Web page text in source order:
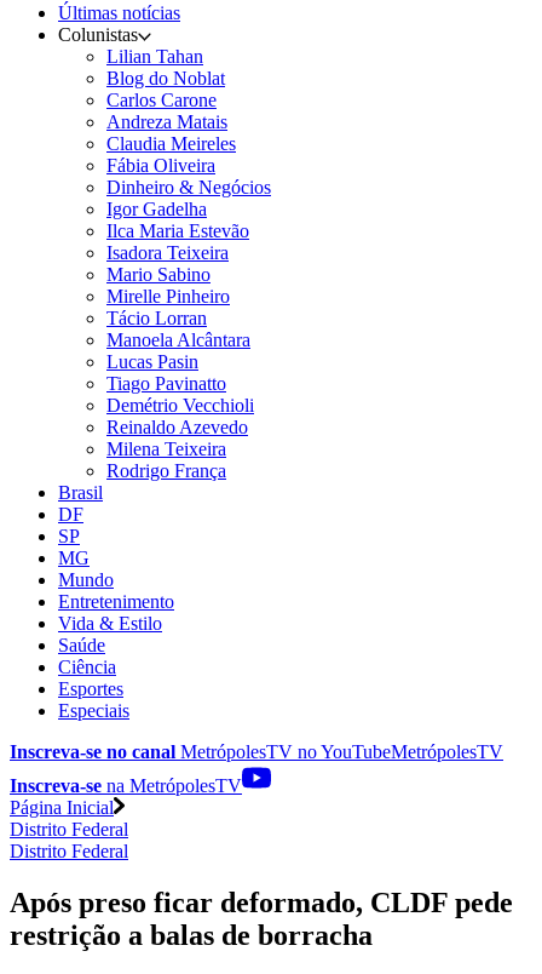
Últimas notícias
Colunistas
Lilian Tahan
Blog do Noblat
Carlos Carone
Andreza Matais
Claudia Meireles
Fábia Oliveira
Dinheiro & Negócios
Igor Gadelha
Ilca Maria Estevão
Isadora Teixeira
Mario Sabino
Mirelle Pinheiro
Tácio Lorran
Manoela Alcântara
Lucas Pasin
Tiago Pavinatto
Demétrio Vecchioli
Reinaldo Azevedo
Milena Teixeira
Rodrigo França
Brasil
DF
SP
MG
Mundo
Entretenimento
Vida & Estilo
Saúde
Ciência
Esportes
Especiais
Inscreva-se no canal MetrópolesTV noYouTubeMetrópolesTV
Inscreva-se na MetrópolesTV
Página Inicial
Distrito Federal
Distrito Federal
Após preso ficar deformado, CLDF pede
restrição a balas de borracha